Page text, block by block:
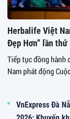
Herbalife Việt
Đẹp Hơn” lần
Tiếp tục đồng hành
Nam phát động
VnExpress Đà